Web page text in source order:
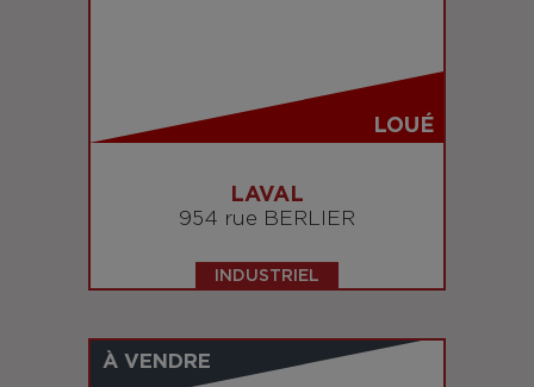
LOUÉ
LAVAL
954 rue BERLIER
INDUSTRIEL
À VENDRE